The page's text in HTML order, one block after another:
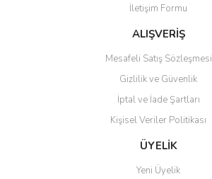
Ürün fiyatı diğer sitelerden daha pahalı.
Bu ürüne benzer farklı alternatifler olmalı.
Gönder
İletişim Formu
ALIŞVERİŞ
Mesafeli Satış Sözleşmesi
Gizlilik ve Güvenlik
İptal ve İade Şartları
Kişisel Veriler Politikası
ÜYELİK
Yeni Üyelik